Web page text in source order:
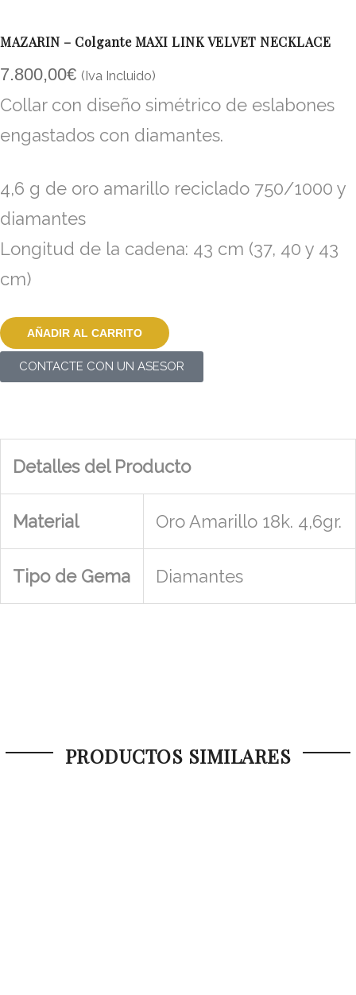
MAZARIN – Colgante MAXI LINK VELVET NECKLACE
7.800,00€ (Iva Incluido)
Collar con diseño simétrico de eslabones
engastados con diamantes.
4,6 g de oro amarillo reciclado 750/1000 y
diamantes
Longitud de la cadena: 43 cm (37, 40 y 43
cm)
AÑADIR AL CARRITO
CONTACTE CON UN ASESOR
Detalles del Producto
Material Oro Amarillo 18k. 4,6gr.
Tipo de Gema Diamantes
PRODUCTOS SIMILARES